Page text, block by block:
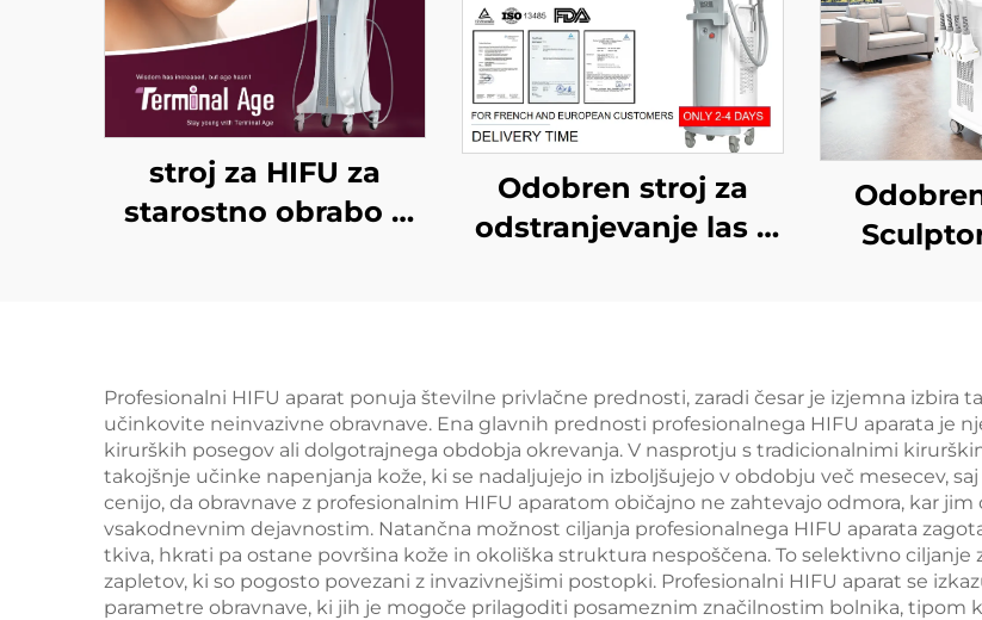
stroj za HIFU za
starostno obrabo z
napenjanje kože in
modeliranje telesa
Odobren stroj za
odstranjevanje las z
W, 3000 W, 4 v 1 z
zamenljivimi
glavami, valovne
dolžine 755 nm, 808
nm, 940 nm, 1064
nm
1060
Profesionalni HIFU aparat ponuja številne privlačne prednosti, zaradi česar je izjemna izbira
učinkovite neinvazivne obravnave. Ena glavnih prednosti profesionalnega HIFU aparata je
kirurških posegov ali dolgotrajnega obdobja okrevanja. V nasprotju s tradicionalnimi
takojšnje učinke napenjanja kože, ki se nadaljujejo in izboljšujejo v obdobju več mesecev,
cenijo, da obravnave z profesionalnim HIFU aparatom običajno ne zahtevajo odmora, kar
vsakodnevnim dejavnostim. Natančna možnost ciljanja profesionalnega HIFU aparata
tkiva, hkrati pa ostane površina kože in okoliška struktura nespoščena. To selektivno
zapletov, ki so pogosto povezani z invazivnejšimi postopki. Profesionalni HIFU aparat se
parametre obravnave, ki jih je mogoče prilagoditi posameznim značilnostim bolnika, tipom